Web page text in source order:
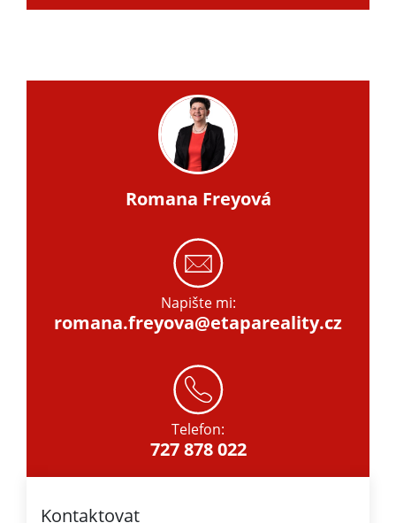
Romana Freyová
Napište mi:
romana.freyova@etapareality.cz
Telefon:
727 878 022
Kontaktovat